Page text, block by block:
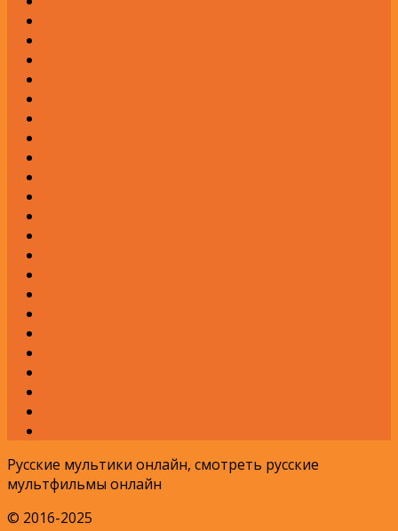
Русские мультики онлайн, смотреть русские
мультфильмы онлайн
© 2016-2025